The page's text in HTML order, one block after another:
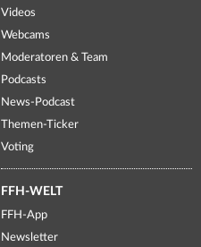
Videos
Webcams
Moderatoren & Team
Podcasts
News-Podcast
Themen-Ticker
Voting
FFH-WELT
FFH-App
Newsletter